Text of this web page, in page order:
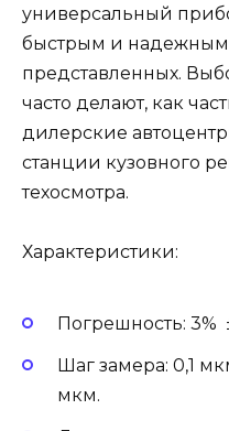
универсальный
быстрым и надежным
представленных.
часто делают, как
дилерские
станции кузовного
техосмотра.
Характеристики:
Погрешность: 3%
Шаг замера: 0,1
мкм.